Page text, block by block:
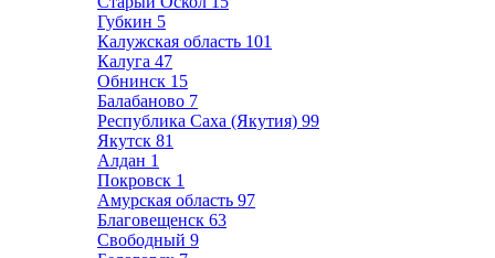
Губкин 5
Калужская область 101
Калуга 47
Обнинск 15
Балабаново 7
Республика Саха (Якутия) 99
Якутск 81
Алдан 1
Покровск 1
Амурская область 97
Благовещенск 63
Свободный 9